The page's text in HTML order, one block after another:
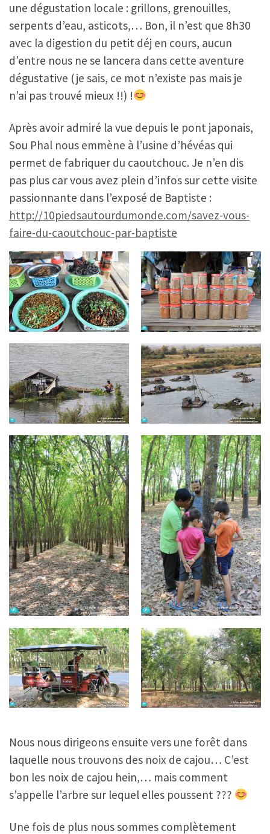
une dégustation locale : grillons, grenouilles,
serpents d’eau, asticots,… Bon, il n’est que 8h30
avec la digestion du petit déj en cours, aucun
d’entre nous ne se lancera dans cette aventure
dégustative (je sais, ce mot n’existe pas mais je
n’ai pas trouvé mieux !!) !
Après avoir admiré la vue depuis le pont japonais,
Sou Phal nous emmène à l’usine d’hévéas qui
permet de fabriquer du caoutchouc. Je n’en dis
pas plus car vous avez plein d’infos sur cette visite
passionnante dans l’exposé de Baptiste :
http://10piedsautourdumonde.com/savez-vous-
faire-du-caoutchouc-par-baptiste
Nous nous dirigeons ensuite vers une forêt dans
laquelle nous trouvons des noix de cajou… C’est
bon les noix de cajou hein,… mais comment
s’appelle l’arbre sur lequel elles poussent ???
Une fois de plus nous sommes complètement